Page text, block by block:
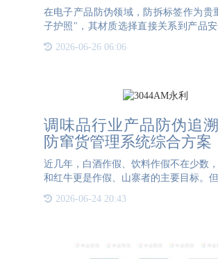
在电子产品防伪领域，防拆标签作为贵
子护照"，其材质选择直接关系到产品
誉。这类标签需具备"一次性使用"特性，
或破坏后无法复原，从而有效防止产品被
2026-06-26 06:06
调味品行业产品防伪追溯
防窜货管理系统综合方案
近几年，白酒作假、饮料作假不在少数
和红牛更是作假、山寨者的主要目标。
品作假，做到1500万，涉及13个省，绝对
的。据悉这一场造假案就是发生在贵州遵
2026-06-24 20:43